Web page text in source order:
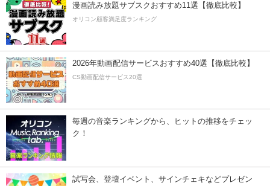
漫画読み放題サブスクおすすめ11選【徹底比較】
オリコン顧客満足度ランキング
2026年動画配信サービスおすすめ40選【徹底比較】
CS動画配信サービス20選
毎週の音楽ランキングから、ヒットの推移をチェッ
ク！
試写会、登壇イベント、サインチェキなどプレゼン